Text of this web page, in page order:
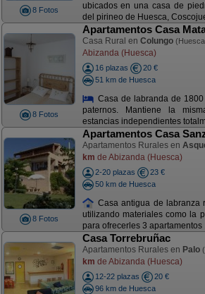
8 Fotos
ubicados en una casa de
del pirineo de Huesca,
8 Fotos
Apartamentos Casa
Casa Rural en Colungo
Abizanda (Huesca)
16 plazas
20 €
51 km de Huesca
Casa de labranda de
paternos. Mantiene la
estancias independientes
8 Fotos
Apartamentos Casa
Apartamentos Rurales en
km de Abizanda (Huesca)
2-20 plazas
23 €
50 km de Huesca
Casa antigua de labranza
utilizando materiales como la
para ofrecerles 3 apartamentos
Casa Torrebruñac
Apartamentos Rurales en Palo
km de Abizanda (Huesca)
12-22 plazas
20 €
96 km de Huesca